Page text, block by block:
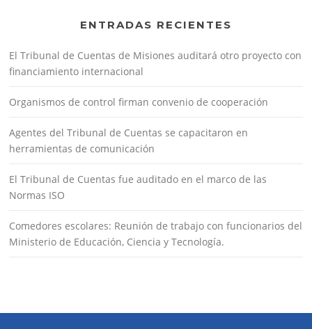
ENTRADAS RECIENTES
El Tribunal de Cuentas de Misiones auditará otro proyecto con
financiamiento internacional
Organismos de control firman convenio de cooperación
Agentes del Tribunal de Cuentas se capacitaron en
herramientas de comunicación
El Tribunal de Cuentas fue auditado en el marco de las
Normas ISO
Comedores escolares: Reunión de trabajo con funcionarios del
Ministerio de Educación, Ciencia y Tecnología.